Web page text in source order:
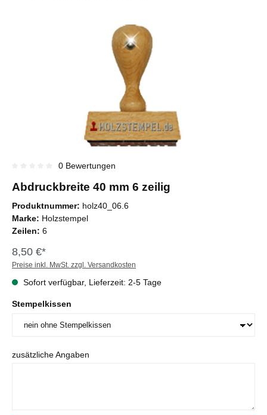
0 Bewertungen
Abdruckbreite 40 mm 6 zeilig
Produktnummer: holz40_06.6
Marke: Holzstempel
Zeilen: 6
8,50 €*
Preise inkl. MwSt. zzgl. Versandkosten
Sofort verfügbar, Lieferzeit: 2-5 Tage
Stempelkissen
zusätzliche Angaben